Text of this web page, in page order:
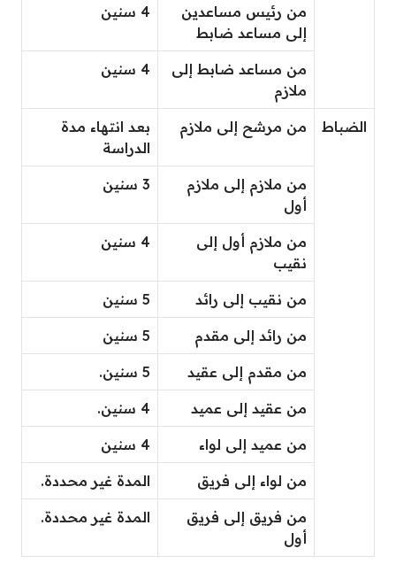
من رئيس مساعدين
إلى مساعد ضابط
4 سنين
من مساعد ضابط إلى
ملازم
4 سنين
الضباط من مرشح إلى ملازم
بعد انتهاء مدة
الدراسة
من ملازم إلى ملازم
أول
3 سنين
من ملازم أول إلى
نقيب
4 سنين
من نقيب إلى رائد 5 سنين
من رائد إلى مقدم 5 سنين
من مقدم إلى عقيد 5 سنين.
من عقيد إلى عميد 4 سنين.
من عميد إلى لواء 4 سنين
من لواء إلى فريق المدة غير محددة.
من فريق إلى فريق
أول
المدة غير محددة.